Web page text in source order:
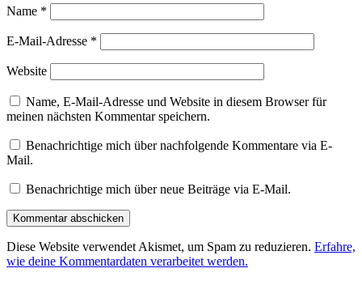
Name *
E-Mail-Adresse *
Website
Name, E-Mail-Adresse und Website in diesem Browser für
meinen nächsten Kommentar speichern.
Benachrichtige mich über nachfolgende Kommentare via E-
Mail.
Benachrichtige mich über neue Beiträge via E-Mail.
Diese Website verwendet Akismet, um Spam zu reduzieren. Erfahre,
wie deine Kommentardaten verarbeitet werden.